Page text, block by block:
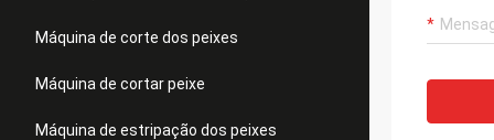
Máquina de corte dos peixes
Máquina de cortar peixe
Máquina de estripação dos peixes